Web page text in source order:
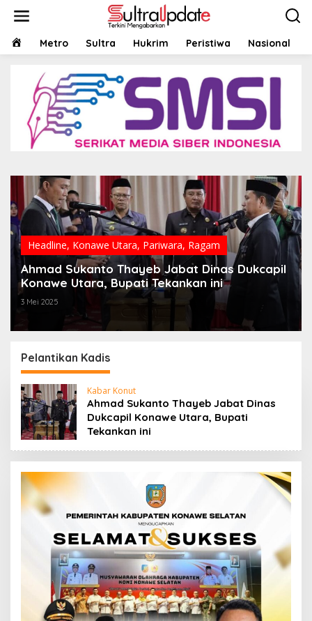
HOMEMetro Sultra Hukrim Peristiwa Nasional
Headline, Konawe Utara, Pariwara, Ragam
Ahmad Sukanto Thayeb Jabat Dinas Dukcapil
Konawe Utara, Bupati Tekankan ini
3 Mei 2025
Pelantikan Kadis
Kabar Konut
Ahmad Sukanto Thayeb Jabat Dinas
Dukcapil Konawe Utara, Bupati
Tekankan ini